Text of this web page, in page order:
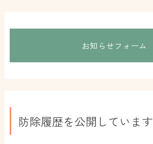
お知らせフォーム
防除履歴を公開しています